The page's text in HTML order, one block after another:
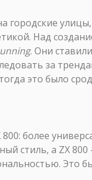
городские
Над
. Они
за
это было
более
стиль, а ZX
Это